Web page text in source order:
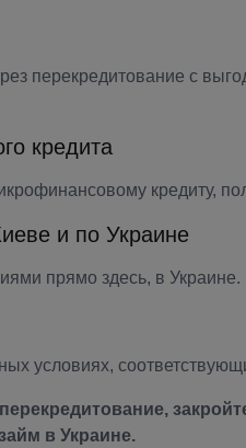
перекредитование с
кредита
кредиту,
и по Украине
прямо здесь, в Украине.
условиях,
в Украине.